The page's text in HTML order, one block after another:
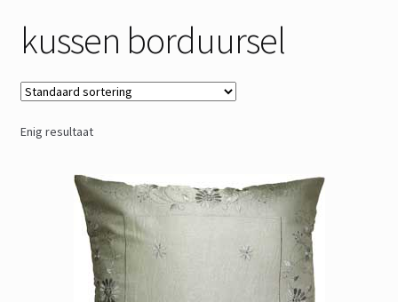
Winkelmand
Afrekenen
Over Toetie & Zo
Gastenboek
kussen borduursel
Enig resultaat